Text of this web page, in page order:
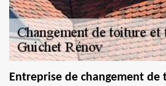
Entreprise de changement